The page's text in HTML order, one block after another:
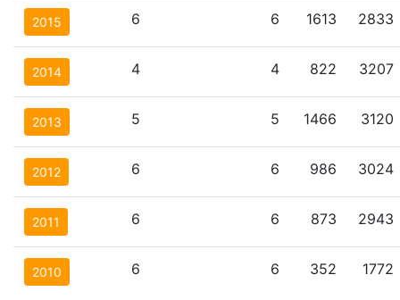
2015 6 6 1613 2833
2014 4 4 822 3207
2013 5 5 1466 3120
2012 6 6 986 3024
2011 6 6 873 2943
2010 6 6 352 1772